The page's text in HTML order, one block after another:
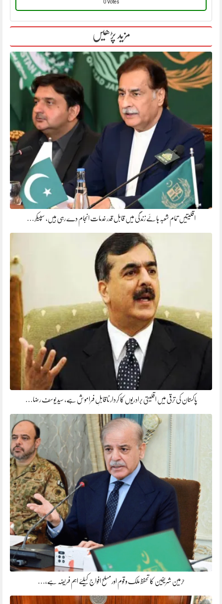
0 Votes
مزید پڑھیں
اقلیتیں تمام شعبہ ہائے زندگی میں قابل قدر خدمات انجام دے رہی ہیں، سپیکر…
پاکستان کی ترقی میں اقلیتی برادریوں کا کردار ناقابلِ فراموش ہے، سید یوسف رضا…
حرمین شریفین کا تحفظ ملک و قوم اور مسلح افواج کیلئے اہم فریضہ ہے،…